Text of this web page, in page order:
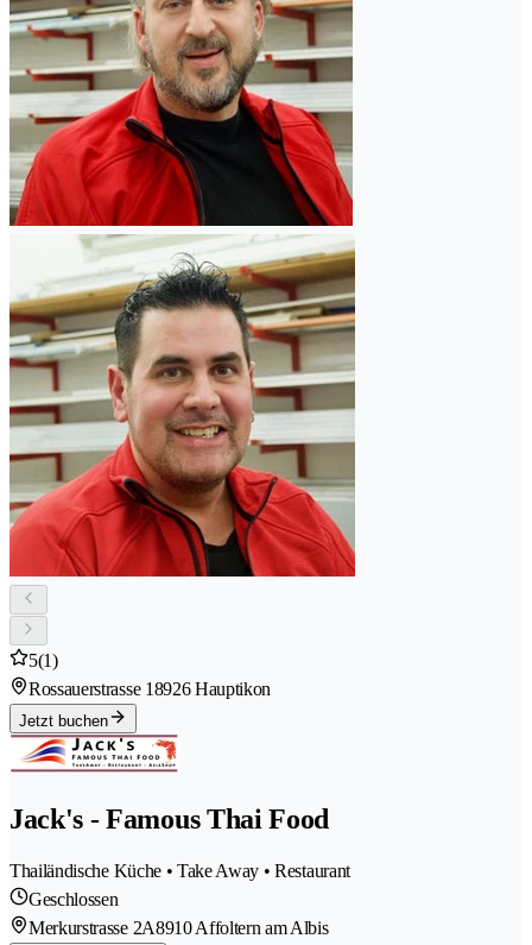
5(1)
Rossauerstrasse 18926 Hauptikon
Jetzt buchen
Jack's - Famous Thai Food
Thailändische Küche • Take Away • Restaurant
Geschlossen
Merkurstrasse 2A8910 Affoltern am Albis